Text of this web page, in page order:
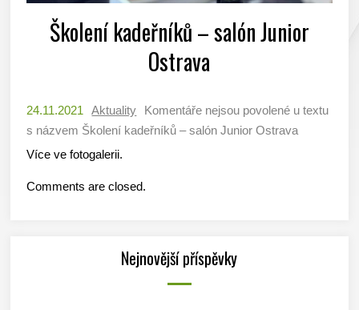
Školení kadeřníků – salón Junior
Ostrava
24.11.2021 Aktuality Komentáře nejsou povolené u textu
s názvem Školení kadeřníků – salón Junior Ostrava
Více ve fotogalerii.
Comments are closed.
Nejnovější příspěvky